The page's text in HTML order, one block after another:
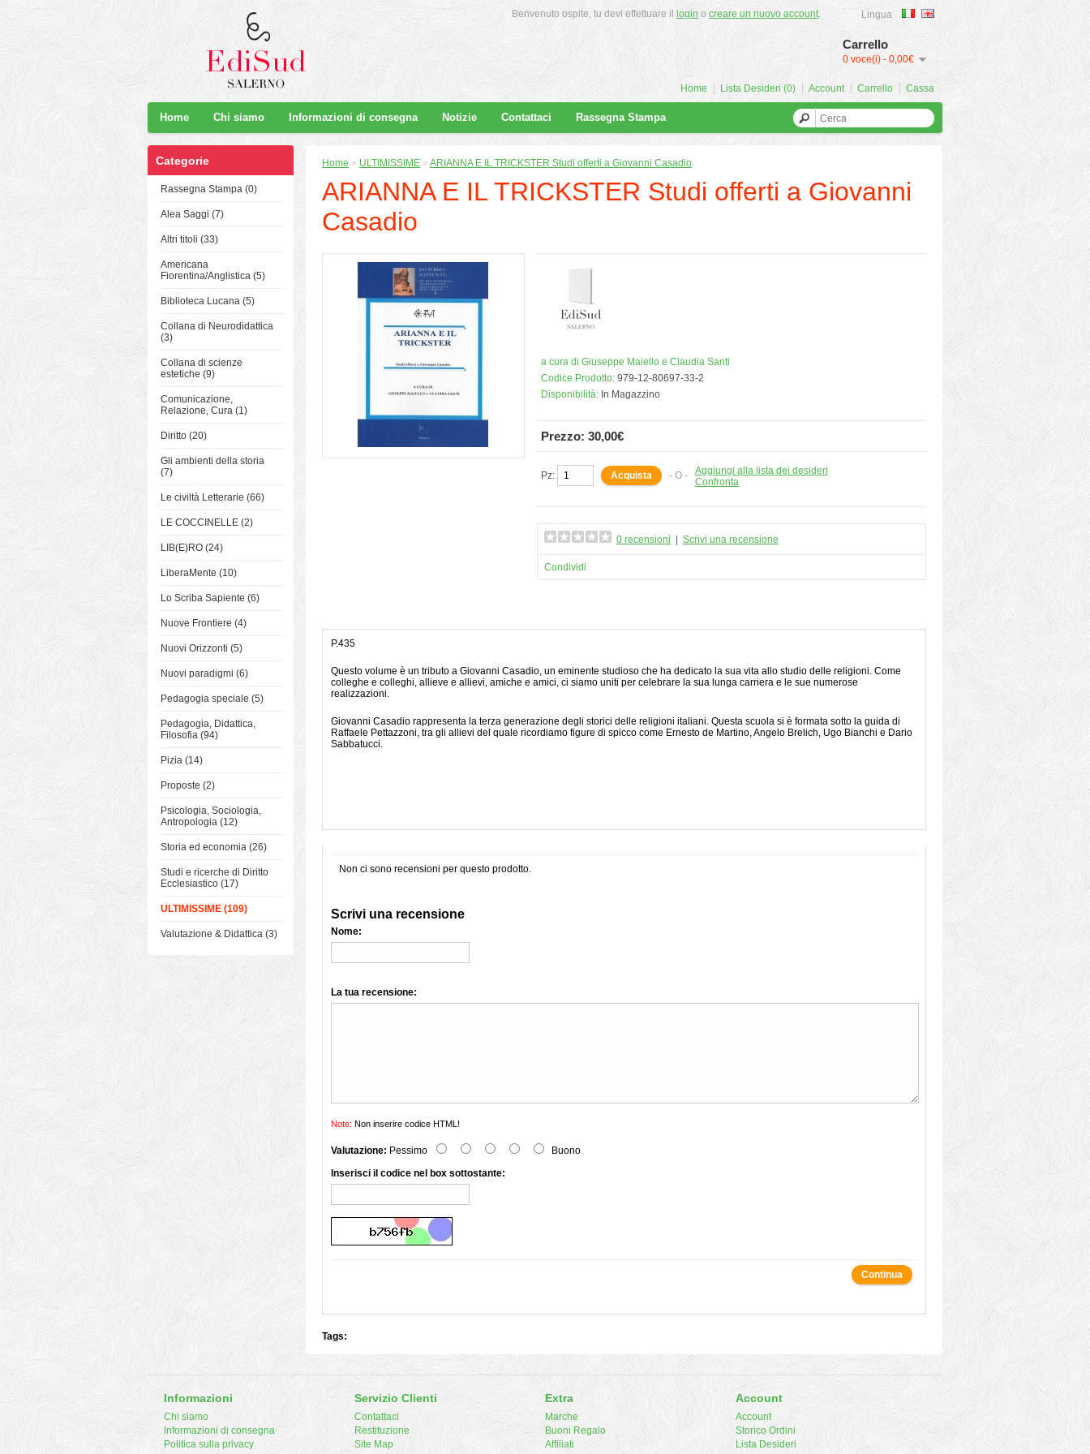
Lingua
Carrello
0 voce(i) - 0,00€
Benvenuto ospite, tu devi effettuare il login o creare un nuovo account.
Home Lista Desideri (0) Account Carrello Cassa
Home Chi siamo Informazioni di consegna Notizie Contattaci Rassegna Stampa
Categorie
Rassegna Stampa (0)
Alea Saggi (7)
Altri titoli (33)
Americana
Fiorentina/Anglistica (5)
Biblioteca Lucana (5)
Collana di Neurodidattica
(3)
Collana di scienze
estetiche (9)
Comunicazione,
Relazione, Cura (1)
Diritto (20)
Gli ambienti della storia
(7)
Le civiltà Letterarie (66)
LE COCCINELLE (2)
LIB(E)RO (24)
LiberaMente (10)
Lo Scriba Sapiente (6)
Nuove Frontiere (4)
Nuovi Orizzonti (5)
Nuovi paradigmi (6)
Pedagogia speciale (5)
Pedagogia, Didattica,
Filosofia (94)
Pizia (14)
Proposte (2)
Psicologia, Sociologia,
Antropologia (12)
Storia ed economia (26)
Studi e ricerche di Diritto
Ecclesiastico (17)
ULTIMISSIME (109)
Valutazione & Didattica (3)
Home » ULTIMISSIME » ARIANNA E IL TRICKSTER Studi offerti a Giovanni Casadio
ARIANNA E IL TRICKSTER Studi offerti a Giovanni
Casadio
a cura di Giuseppe Maiello e Claudia Santi
Codice Prodotto: 979-12-80697-33-2
Disponibilità: In Magazzino
Prezzo: 30,00€
Pz: - O -
Aggiungi alla lista dei desideri
Confronta
0 recensioni Scrivi una recensione
Condividi
P.435
Questo volume è un tributo a Giovanni Casadio, un eminente studioso che ha dedicato la sua vita allo studio delle religioni. Come
colleghe e colleghi, allieve e allievi, amiche e amici, ci siamo uniti per celebrare la sua lunga carriera e le sue numerose
realizzazioni.
Giovanni Casadio rappresenta la terza generazione degli storici delle religioni italiani. Questa scuola si è formata sotto la guida di
Raffaele Pettazzoni, tra gli allievi del quale ricordiamo figure di spicco come Ernesto de Martino, Angelo Brelich, Ugo Bianchi e Dario
Sabbatucci.
Non ci sono recensioni per questo prodotto.
Scrivi una recensione
Nome:
La tua recensione:
Note: Non inserire codice HTML!
Valutazione: Pessimo
Buono
Inserisci il codice nel box sottostante:
Continua
Tags:
Informazioni
Chi siamo
Informazioni di consegna
Politica sulla privacy
Servizio Clienti
Contattaci
Restituzione
Site Map
Extra
Marche
Buoni Regalo
Affiliati
Account
Account
Storico Ordini
Lista Desideri